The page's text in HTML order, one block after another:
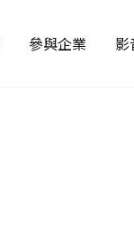
參與企業 影